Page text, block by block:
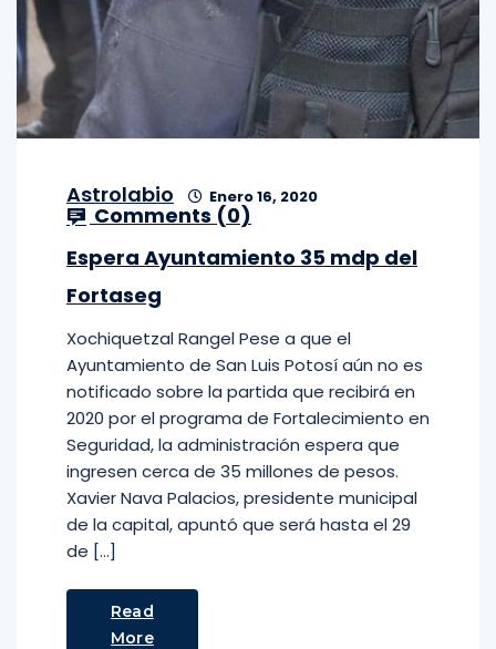
Astrolabio Enero 16, 2020
Comments (0)
Espera Ayuntamiento 35 mdp del
Fortaseg
Xochiquetzal Rangel Pese a que el
Ayuntamiento de San Luis Potosí aún no es
notificado sobre la partida que recibirá en
2020 por el programa de Fortalecimiento en
Seguridad, la administración espera que
ingresen cerca de 35 millones de pesos.
Xavier Nava Palacios, presidente municipal
de la capital, apuntó que será hasta el 29
de […]
Read
More